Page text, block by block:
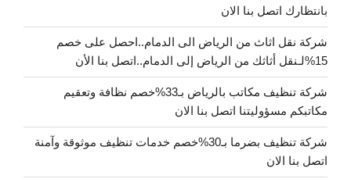
بانتظارك اتصل بنا الان
شركة نقل اثاث من الرياض الى الدمام..احصل على خصم
15%لـنقل أثاثك من الرياض إلى الدمام..اتصل بنا الأن
شركة تنظيف مكاتب بالرياض بـ33%خصم نظافة وتعقيم
مكاتبكم مسؤوليتنا اتصل بنا الان
شركة تنظيف بضرما بـ30%خصم خدمات تنظيف موثوقة وآمنة
اتصل بنا الان